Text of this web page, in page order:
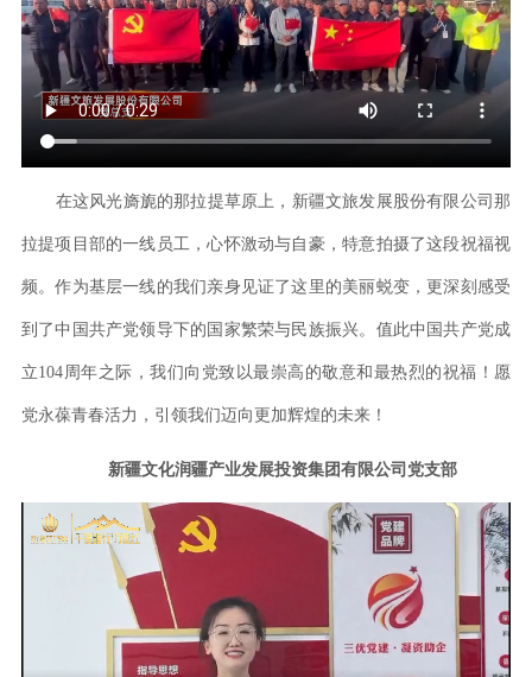
在这风光旖旎的那拉提草原上，新疆文旅发展股份有限公司那
拉提项目部的一线员工，心怀激动与自豪，特意拍摄了这段祝福视
频。作为基层一线的我们亲身见证了这里的美丽蜕变，更深刻感受
到了中国共产党领导下的国家繁荣与民族振兴。值此中国共产党成
立104周年之际，我们向党致以最崇高的敬意和最热烈的祝福！愿
党永葆青春活力，引领我们迈向更加辉煌的未来！
新疆文化润疆产业发展投资集团有限公司党支部